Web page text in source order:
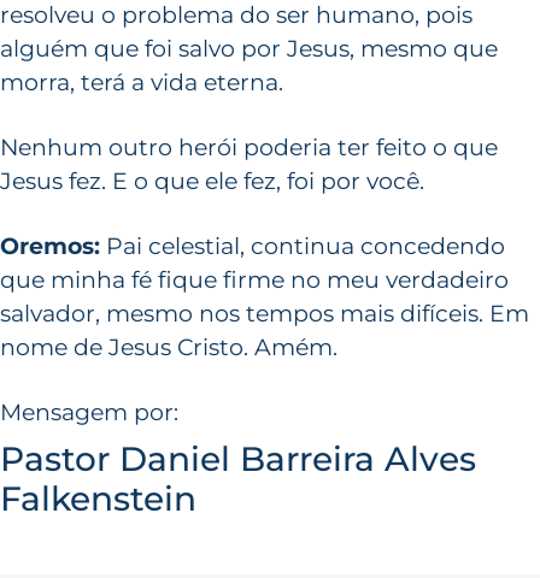
resolveu o problema do ser humano, pois
alguém que foi salvo por Jesus, mesmo que
morra, terá a vida eterna.
Nenhum outro herói poderia ter feito o que
Jesus fez. E o que ele fez, foi por você.
Oremos: Pai celestial, continua concedendo
que minha fé fique firme no meu verdadeiro
salvador, mesmo nos tempos mais difíceis. Em
nome de Jesus Cristo. Amém.
Mensagem por:
Pastor Daniel Barreira Alves
Falkenstein